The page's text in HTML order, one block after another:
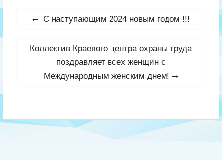
Навигация
записям
Previous
С наступающим 2024 новым годом !!!
Next
Коллектив Краевого центра охраны труда
поздравляет всех женщин с
Международным женским днем!